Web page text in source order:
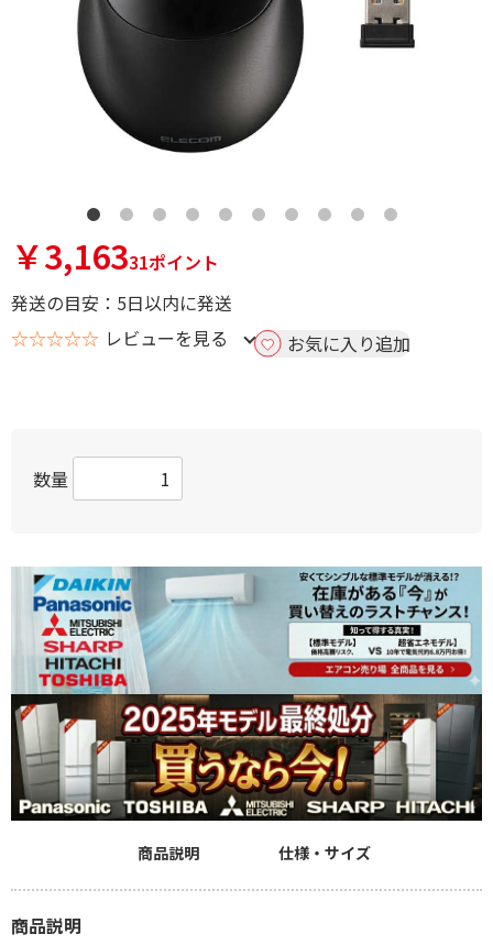
￥3,16331ポイント
発送の目安：5日以内に発送
☆☆☆☆☆ レビューを見る お気に入り追加
数量
商品説明 仕様・サイズ
商品説明